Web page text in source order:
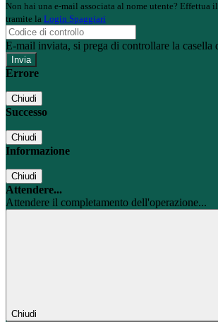
Non hai una e-mail associata al nome utente? Effettua
tramite la Login Spaggiari
E-mail inviata, si prega di controllare la casella
Errore
Chiudi
Successo
Chiudi
Informazione
Chiudi
Attendere...
Attendere il completamento dell'operazione...
Chiudi